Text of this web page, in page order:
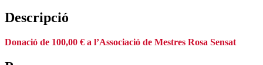
Descripció
Donació de 100,00 € a l’Associació de Mestres Rosa Sensat